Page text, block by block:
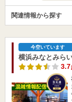
関連情報から探す
今空いています
横浜みなとみら
3.7